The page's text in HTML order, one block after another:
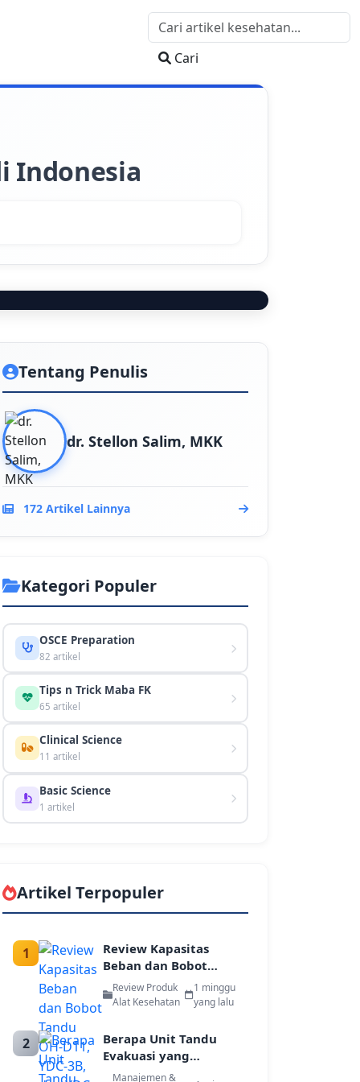
Cari
Indonesia
Tentang Penulis
dr. Stellon Salim, MKK
172 Artikel Lainnya
Kategori Populer
OSCE Preparation
82 artikel
Tips n Trick Maba FK
65 artikel
Clinical Science
11 artikel
Basic Science
1 artikel
Artikel Terpopuler
1
Review Kapasitas
Beban dan Bobot
Tandu OH-D11, YDC-
3B, dan YDC-4A/B
Darurat
Review Produk
Alat Kesehatan
1 minggu
yang lalu
2
Berapa Unit Tandu
Evakuasi yang
Dibutuhkan
Manajemen &